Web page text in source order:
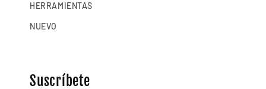
HERRAMIENTAS
NUEVO
Suscríbete